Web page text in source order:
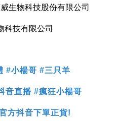
生物科技股份有限公司
科技有限公司
#小楊哥 #三只羊
音直播 #瘋狂小楊哥
方抖音下單正貨!